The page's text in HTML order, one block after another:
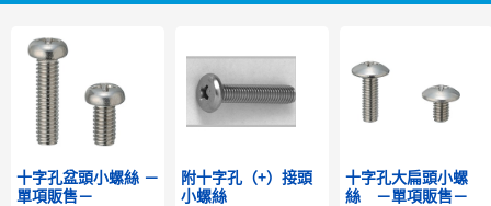
十字孔盆頭小螺絲 －
單項販售－
附十字孔（+）接頭
小螺絲
十字孔大扁頭小螺
絲 －單項販售－